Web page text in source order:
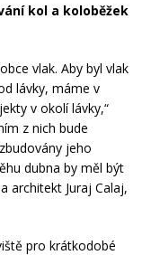
kol a koloběžek
vlak. Aby byl vlak
lávky, máme v
v okolí lávky,“
z nich bude
jeho
dubna by měl být
architekt Juraj Calaj,
pro krátkodobé